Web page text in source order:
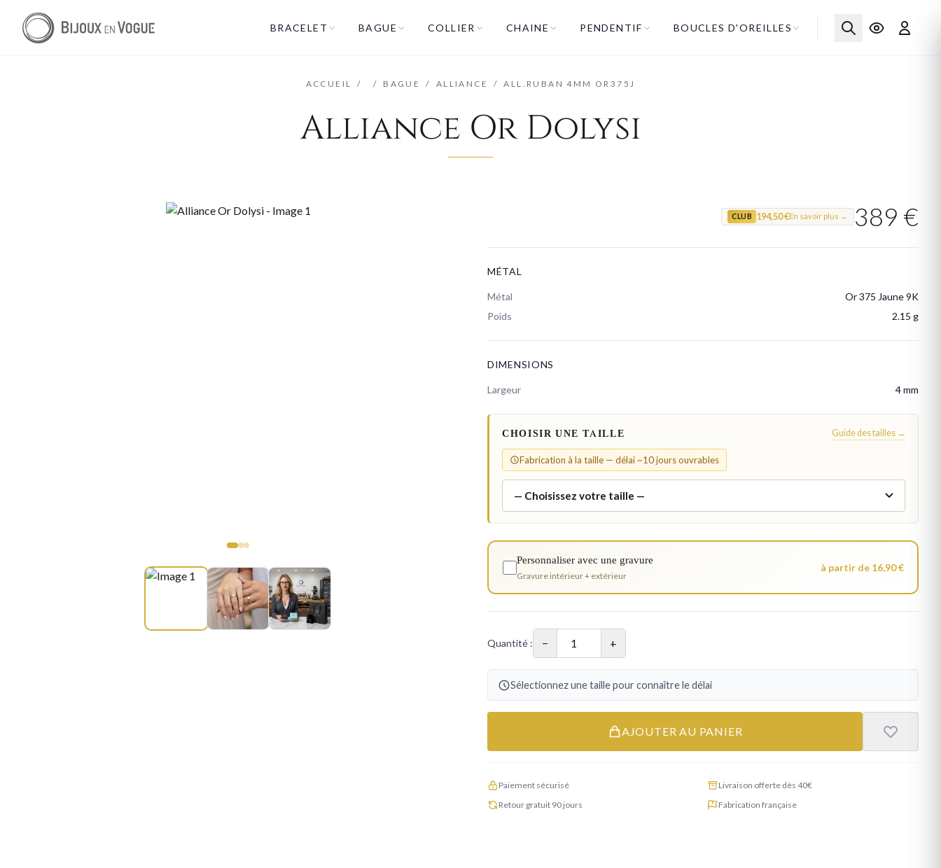
BRACELET BAGUE COLLIER CHAINE PENDENTIF BOUCLES D'OREILLES
ACCUEIL / / BAGUE / ALLIANCE / ALL.RUBAN 4MM OR375J
Alliance Or Dolysi
CLUB 194,50 €En savoir plus → 389 €
MÉTAL
Métal
Or 375 Jaune 9K
Poids
2.15 g
DIMENSIONS
Largeur 4 mm
CHOISIR UNE TAILLE Guide des tailles →
Fabrication à la taille — délai ~10 jours ouvrables
Personnaliser avec une gravure
Gravure intérieur + extérieur
à partir de 16,90 €
Quantité : − +
Sélectionnez une taille pour connaître le délai
AJOUTER AU PANIER
Paiement sécurisé
Livraison offerte dès 40€
Retour gratuit 90 jours
Fabrication française